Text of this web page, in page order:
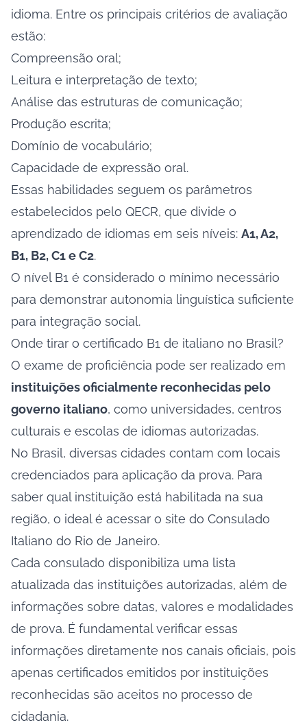
idioma. Entre os principais critérios de avaliação
estão:
Compreensão oral;
Leitura e interpretação de texto;
Análise das estruturas de comunicação;
Produção escrita;
Domínio de vocabulário;
Capacidade de expressão oral.
Essas habilidades seguem os parâmetros
estabelecidos pelo QECR, que divide o
aprendizado de idiomas em seis níveis: A1, A2,
B1, B2, C1 e C2.
O nível B1 é considerado o mínimo necessário
para demonstrar autonomia linguística suficiente
para integração social.
Onde tirar o certificado B1 de italiano no Brasil?
O exame de proficiência pode ser realizado em
instituições oficialmente reconhecidas pelo
governo italiano, como universidades, centros
culturais e escolas de idiomas autorizadas.
No Brasil, diversas cidades contam com locais
credenciados para aplicação da prova. Para
saber qual instituição está habilitada na sua
região, o ideal é acessar o site do Consulado
Italiano do Rio de Janeiro.
Cada consulado disponibiliza uma lista
atualizada das instituições autorizadas, além de
informações sobre datas, valores e modalidades
de prova. É fundamental verificar essas
informações diretamente nos canais oficiais, pois
apenas certificados emitidos por instituições
reconhecidas são aceitos no processo de
cidadania.